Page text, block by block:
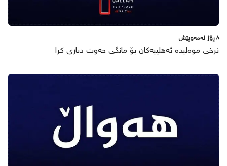
٨ ڕۆژ لەمەوپێش
نرخی موەلیدە ئەهلییەکان بۆ مانگی حەوت دیاری کرا